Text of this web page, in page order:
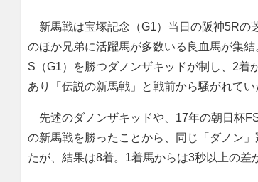
新馬戦は宝塚記念（G1）当日の阪神5Rの
のほか兄弟に活躍馬が多数いる良血馬が集
S（G1）を勝つダノンザキッドが制し、2着
あり「伝説の新馬戦」と戦前から騒がれてい
先述のダノンザキッドや、17年の朝日杯
の新馬戦を勝ったことから、同じ「ダノン
たが、結果は8着。1着馬からは3秒以上の差